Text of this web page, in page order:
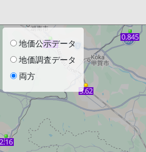
地価公示データ
地価調査データ
両方